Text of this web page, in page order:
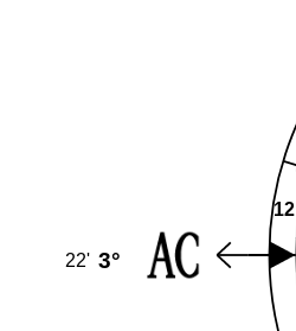
12
3°
22'